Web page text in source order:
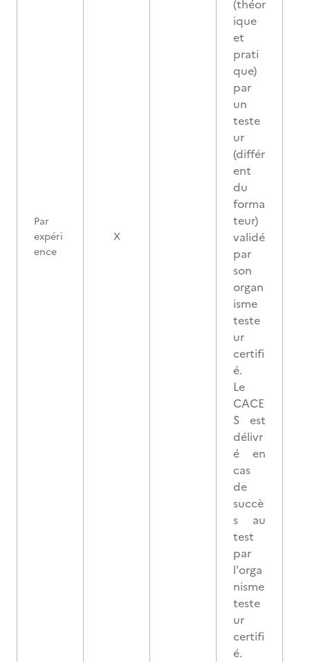
Par
expéri
ence
X
(théor
ique
et
prati
que)
par
un
teste
ur
(différ
ent
du
forma
teur)
validé
par
son
organ
isme
teste
ur
certifi
é.
Le
CACE
S est
délivr
é en
cas
de
succè
s au
test
par
l'orga
nisme
teste
ur
certifi
é.